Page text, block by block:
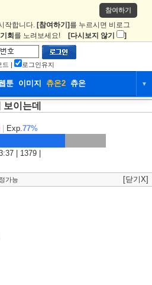
참여하기
작합니다. [참여하기] 를 누르시면 비로그
회 를 노려보세요! [다시보지 않기 ]
드 | 로그인유지
툰 이미지 츄온2 츄온 ▼
커뮤니티
이는데
Exp.77%
| 1379 |
가능 [닫기X]